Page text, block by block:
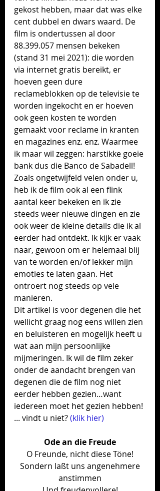
gekost hebben, maar dat was elke
cent dubbel en dwars waard. De
film is ondertussen al door
88.399.057 mensen bekeken
(stand 31 mei 2021): die worden
via internet gratis bereikt, er
hoeven geen dure
reclameblokken op de televisie te
worden ingekocht en er hoeven
ook geen kosten te worden
gemaakt voor reclame in kranten
en magazines enz. enz. Waarmee
ik maar wil zeggen: harstikke goeie
bank dus die Banco de Sabadell!
Zoals ongetwijfeld velen onder u,
heb ik de film ook al een flink
aantal keer bekeken en ik zie
steeds weer nieuwe dingen en zie
ook weer de kleine details die ik al
eerder had ontdekt. Ik kijk er vaak
naar, gewoon om er helemaal blij
van te worden en/of lekker mijn
emoties te laten gaan. Het
ontroert nog steeds op vele
manieren.
Dit artikel is voor degenen die het
wellicht graag nog eens willen zien
en beluisteren en mogelijk heeft u
wat aan mijn persoonlijke
mijmeringen. Ik wil de film zeker
onder de aandacht brengen van
degenen die de film nog niet
eerder hebben gezien…want
iedereen moet het gezien hebben!
... vindt u niet? (klik hier)
Ode an die Freude
O Freunde, nicht diese Töne!
anstimmen